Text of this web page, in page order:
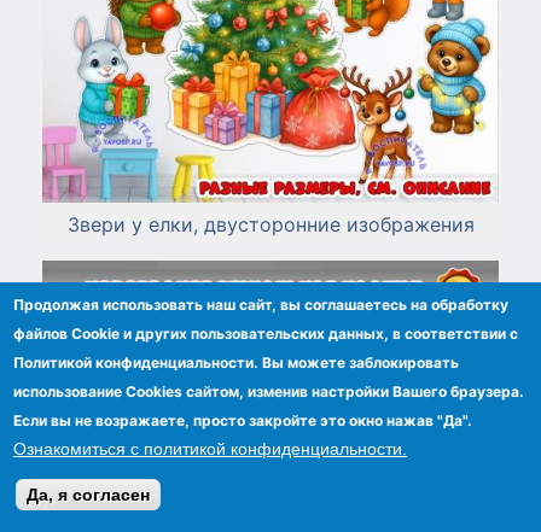
Звери у елки, двусторонние изображения
Продолжая использовать наш сайт, вы соглашаетесь на обработку
файлов Сookie и других пользовательских данных, в соответствии с
Политикой конфиденциальности. Вы можете заблокировать
использование Cookies сайтом, изменив настройки Вашего браузера.
Если вы не возражаете, просто закройте это окно нажав "Да".
Ознакомиться с политикой конфиденциальности.
Да, я согласен